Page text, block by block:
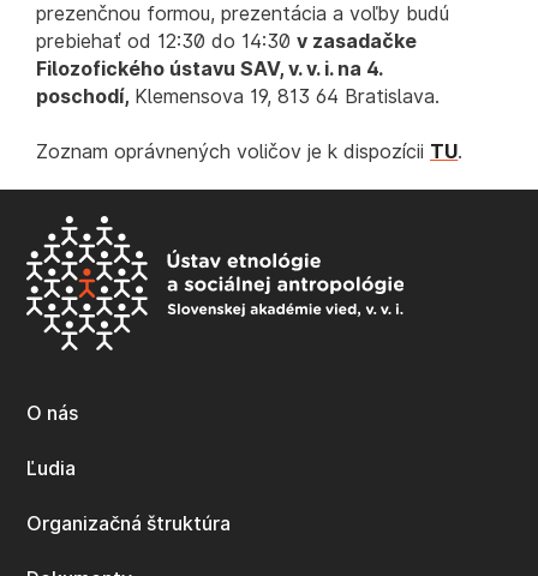
prezenčnou formou, prezentácia a voľby budú
prebiehať od 12:30 do 14:30v zasadačke
Filozofického ústavu SAV, v. v. i. na 4.
poschodí, Klemensova 19, 813 64 Bratislava.
Zoznam oprávnených voličov je k dispozícii TU.
O nás
Ľudia
Organizačná štruktúra